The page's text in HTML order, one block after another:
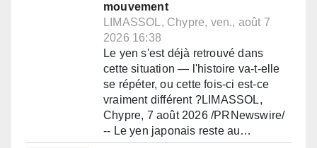
mouvement
LIMASSOL, Chypre, ven., août 7
2026 16:38
Le yen s'est déjà retrouvé dans
cette situation — l'histoire va-t-elle
se répéter, ou cette fois-ci est-ce
vraiment différent ?LIMASSOL,
Chypre, 7 août 2026 /PRNewswire/
-- Le yen japonais reste au…